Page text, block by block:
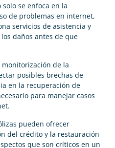
solo se enfoca en la
de problemas en internet,
servicios de asistencia y
daños antes de que
de la
posibles brechas de
en la recuperación de
para manejar casos
pueden ofrecer
del crédito y la restauración
que son críticos en un